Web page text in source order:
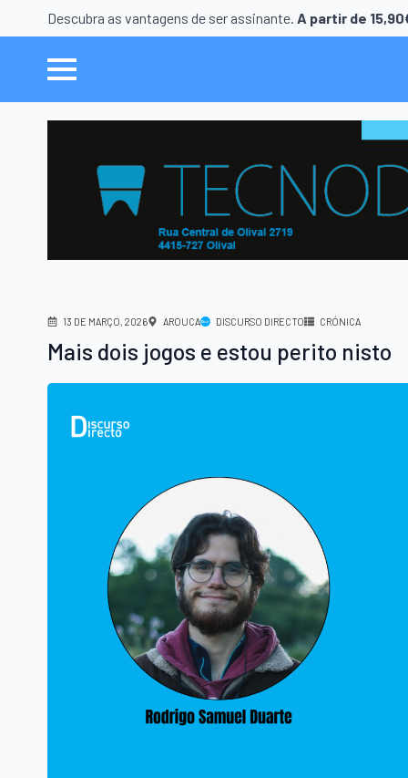
Descubra as vantagens de ser assinante. A partir de
13 DE MARÇO, 2026 AROUCA DISCURSO DIRECTO CRÓNICA
Mais dois jogos e estou perito nisto